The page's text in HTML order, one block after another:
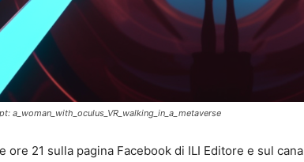
21 sulla pagina Facebook di ILI Editore e sul